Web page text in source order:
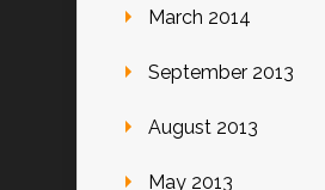
March 2014
September 2013
August 2013
May 2013